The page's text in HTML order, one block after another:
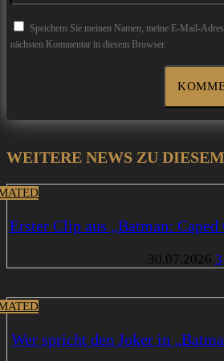
Speichern Sie meinen Namen, meine E-Mail-
nächsten Kommentar in diesem Browser.
WEITERE NEWS ZU
Erster Clip aus „Batman:
30.07.2026 3
Wer spricht den Joker in